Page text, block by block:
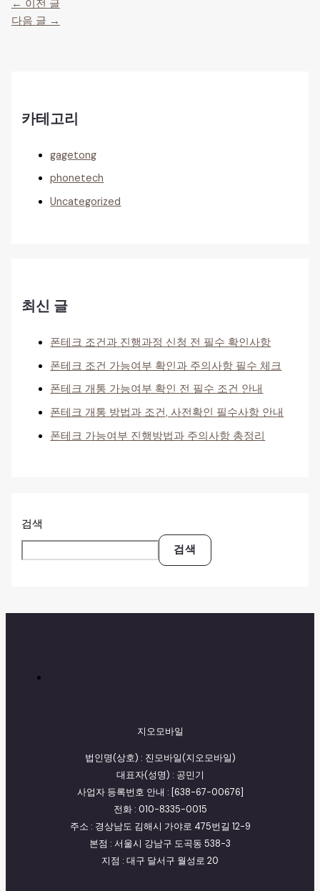
← 이전 글
다음 글 →
카테고리
gagetong
phonetech
Uncategorized
최신 글
폰테크 조건과 진행과정 신청 전 필수 확인사항
폰테크 조건 가능여부 확인과 주의사항 필수 체크
폰테크 개통 가능여부 확인 전 필수 조건 안내
폰테크 개통 방법과 조건, 사전확인 필수사항 안내
폰테크 가능여부 진행방법과 주의사항 총정리
검색
검색
지오모바일
법인명(상호) : 진모바일(지오모바일)
대표자(성명) : 공민기
사업자 등록번호 안내 : [638-67-00676]
전화 : 010-8335-0015
주소 : 경상남도 김해시 가야로 475번길 12-9
본점 : 서울시 강남구 도곡동 538-3
지점 : 대구 달서구 월성로 20